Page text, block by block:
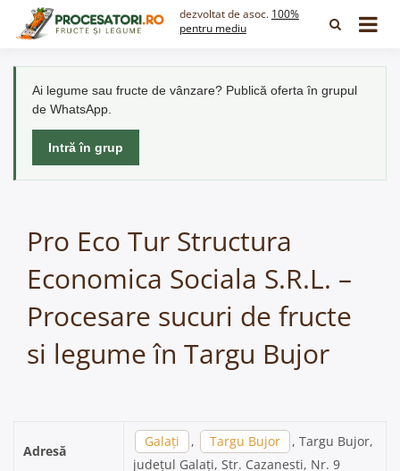
dezvoltat de asoc. 100%
pentru mediu
Ai legume sau fructe de vânzare? Publică oferta în grupul
de WhatsApp.
Intră în grup
Pro Eco Tur Structura
Economica Sociala S.R.L. –
Procesare sucuri de fructe
si legume în Targu Bujor
Adresă
Galați , Targu Bujor
, Targu Bujor,
județul Galați, Str. Cazanesti, Nr. 9